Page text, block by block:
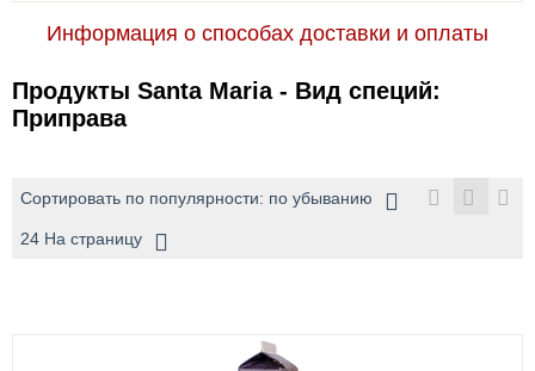
Информация о способах доставки и оплаты
Продукты Santa Maria - Вид специй:
Приправа
Сортировать по популярности: по убыванию
24 На страницу